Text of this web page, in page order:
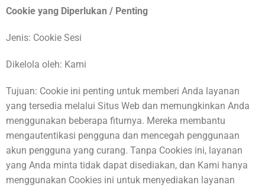
Cookie yang Diperlukan / Penting
Jenis: Cookie Sesi
Dikelola oleh: Kami
Tujuan: Cookie ini penting untuk memberi Anda layanan
yang tersedia melalui Situs Web dan memungkinkan Anda
menggunakan beberapa fiturnya. Mereka membantu
mengautentikasi pengguna dan mencegah penggunaan
akun pengguna yang curang. Tanpa Cookies ini, layanan
yang Anda minta tidak dapat disediakan, dan Kami hanya
menggunakan Cookies ini untuk menyediakan layanan